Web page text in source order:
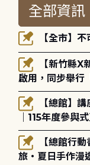
【全市】
啟用，同步舉行
躍參加(115年8
｜115年度參與
場！
旅・夏日手作漫